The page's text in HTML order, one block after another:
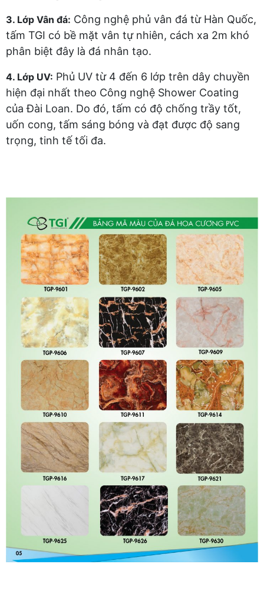
3. Lớp Vân đá: Công nghệ phủ vân đá từ Hàn Quốc,
tấm TGI có bề mặt vân tự nhiên, cách xa 2m khó
phân biệt đây là đá nhân tạo.
4. Lớp UV: Phủ UV từ 4 đến 6 lớp trên dây chuyền
hiện đại nhất theo Công nghệ Shower Coating
của Đài Loan. Do đó, tấm có độ chống trầy tốt,
uốn cong, tấm sáng bóng và đạt được độ sang
trọng, tinh tế tối đa.